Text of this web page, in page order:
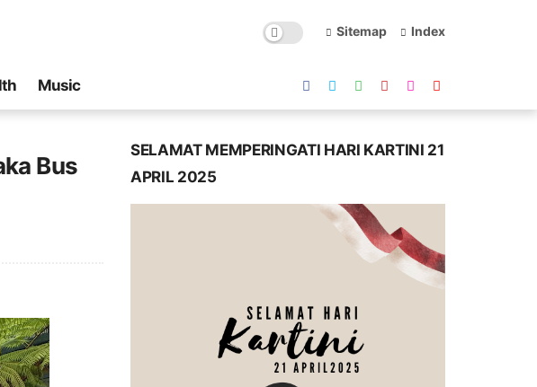
Sitemap Index
Music
Bus
SELAMAT MEMPERINGATI HARI KARTINI 21
APRIL 2025